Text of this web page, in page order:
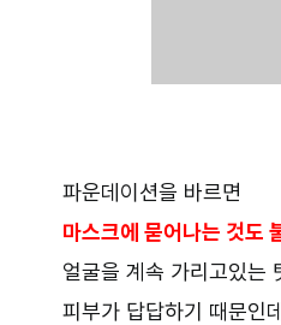
파운데이션을 바르면
마스크에 묻어나는 것도
얼굴을 계속 가리고있는
피부가 답답하기 때문인데